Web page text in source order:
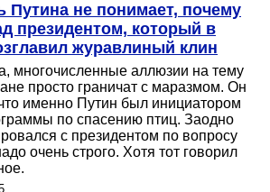
Путина не понимает, почему
президентом, который в
журавлиный клин
многочисленные аллюзии на тему
просто граничат с маразмом. Он
именно Путин был инициатором
по спасению птиц. Заодно
с президентом по вопросу
очень строго. Хотя тот говорил